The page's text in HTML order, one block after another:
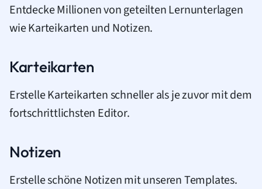
Entdecke Millionen von geteilten Lernunterlagen
wie Karteikarten und Notizen.
Karteikarten
Erstelle Karteikarten schneller als je zuvor mit dem
fortschrittlichsten Editor.
Notizen
Erstelle schöne Notizen mit unseren Templates.